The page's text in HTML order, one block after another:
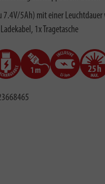
7.4V/5Ah) mit einer
1x Tragetasche